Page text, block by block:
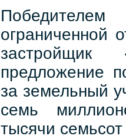
ограниченной
застройщик
предложение
за земельный
семь
тысячи